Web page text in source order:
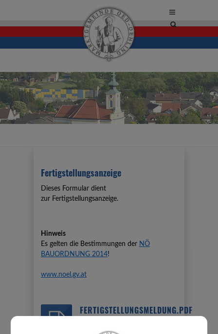
Site
Fertigstellungsanzeige
Dieses Formular dient
zur Fertigstellungsanzeige.
Hinweis
Es gelten die Bestimmungen der NÖ
BAUORDNUNG 2014!
www.noel.gv.at
FERTIGSTELLUNGSMELDUNG.PDF